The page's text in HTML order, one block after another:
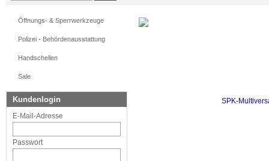
Öffnungs- & Sperrwerkzeuge
Polizei - Behördenausstattung
Handschellen
Sale
Kundenlogin
E-Mail-Adresse
Passwort